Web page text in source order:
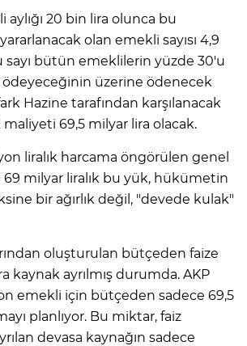
20 bin lira olunca bu
olan emekli sayısı 4,9
sayı bütün emeklilerin yüzde 30'u
ödeyeceğinin üzerine ödenecek
Hazine tarafından karşılanacak
maliyeti 69,5 milyar lira olacak.
liralık harcama öngörülen genel
milyar liralık bu yük, hükümetin
bir ağırlık değil, "devede kulak"
oluşturulan bütçeden faize
kaynak ayrılmış durumda. AKP
emekli için bütçeden sadece 69,5
planlıyor. Bu miktar, faiz
devasa kaynağın sadece